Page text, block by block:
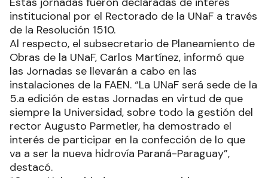
institucional por el Rectorado de la UNaF a través
de la Resolución 1510.
Al respecto, el subsecretario de Planeamiento de
Obras de la UNaF, Carlos Martínez, informó que
las Jornadas se llevarán a cabo en las
instalaciones de la FAEN. “La UNaF será sede de la
5.a edición de estas Jornadas en virtud de que
siempre la Universidad, sobre todo la gestión del
rector Augusto Parmetler, ha demostrado el
interés de participar en la confección de lo que
va a ser la nueva hidrovía Paraná-Paraguay”,
destacó.